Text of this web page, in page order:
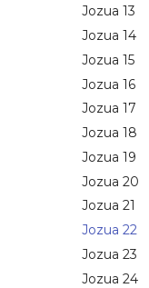
Jozua 13
Jozua 14
Jozua 15
Jozua 16
Jozua 17
Jozua 18
Jozua 19
Jozua 20
Jozua 21
Jozua 22
Jozua 23
Jozua 24